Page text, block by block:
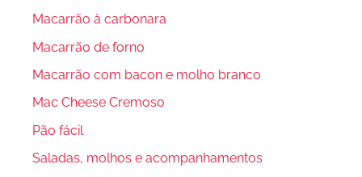
Macarrão à carbonara
Macarrão de forno
Macarrão com bacon e molho branco
Mac Cheese Cremoso
Pão fácil
Saladas, molhos e acompanhamentos